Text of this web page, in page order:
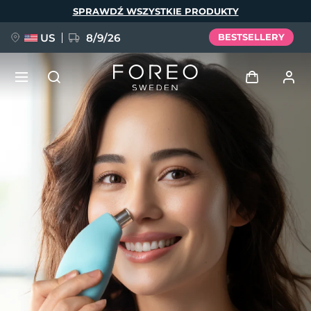
SPRAWDŹ WSZYSTKIE PRODUKTY
US 8/9/26 BESTSELLERY
Zaloguj
Profil użytkownika
Moje urządzenia
Moje zamówienia
Moje adresy
Moje subskrypcje
NOWOŚĆ
FAQ™ Pure Beauty-Tech Elixir
BREAKING NEWS
issa™ Teeth Whitening Set
Język
English Deutsch
Español
Français
Italiano
Português
Polski
Svenska
Русский
Türkçe
简体中文 繁體中文